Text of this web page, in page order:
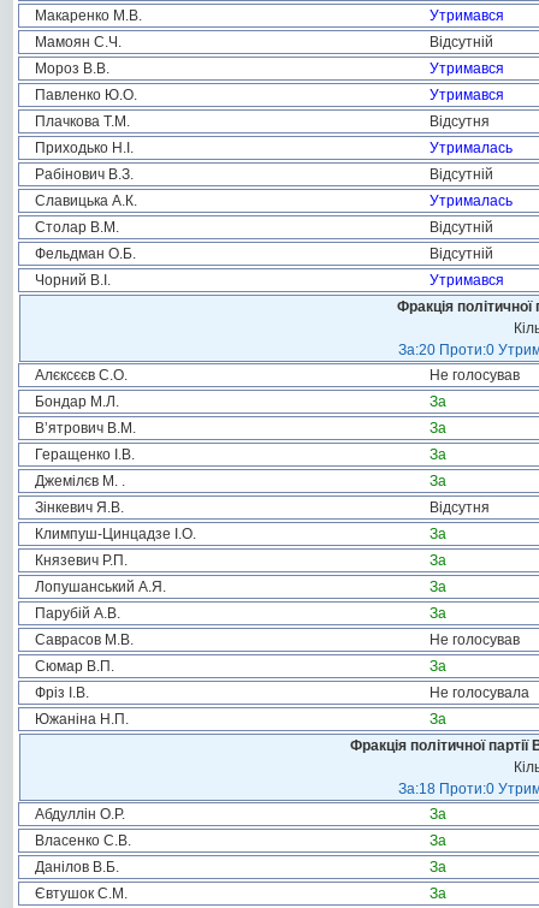
Макаренко М.В.
Утримався
Мамоян С.Ч.
Відсутній
Мороз В.В.
Утримався
Павленко Ю.О.
Утримався
Плачкова Т.М.
Відсутня
Приходько Н.І.
Утрималась
Рабінович В.З.
Відсутній
Славицька А.К.
Утрималась
Столар В.М.
Відсутній
Фельдман О.Б.
Відсутній
Чорний В.І.
Утримався
Фракція
За:20 Проти:0
Алєксєєв С.О.
Не голосував
Бондар М.Л.
За
В’ятрович В.М.
За
Геращенко І.В.
За
Джемілєв М. .
За
Зінкевич Я.В.
Відсутня
Климпуш-Цинцадзе І.О.
За
Князевич Р.П.
За
Лопушанський А.Я.
За
Парубій А.В.
За
Саврасов М.В.
Не голосував
Сюмар В.П.
За
Фріз І.В.
Не голосувала
Южаніна Н.П.
За
Фракція політичної
За:18 Проти:0
Абдуллін О.Р.
За
Власенко С.В.
За
Данілов В.Б.
За
Євтушок С.М.
За